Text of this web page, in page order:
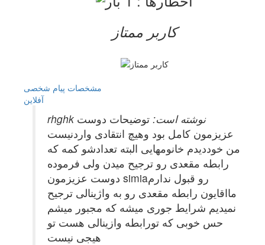
کاربر ممتاز
مشخصات پیام شخصی
آفلاين
rhghk نوشته است: توضیحات دوست
عزیزمون کامل بود وهیچ انتقادی واردنیست
من خوددیدم خانومهایی البته تعدادشو کمه که
رابطه مقعدی رو ترجیح میدن ولی فرموده
دوست عزیزمون simiaرو قبول ندارم
مااقایون رابطه مقعدی رو به واژینالی ترجیح
نمیدیم شرایط جوری میشه که مجبور میشم
حس خوبی که تورابطه وازینالی هست تو
هیجی نیست